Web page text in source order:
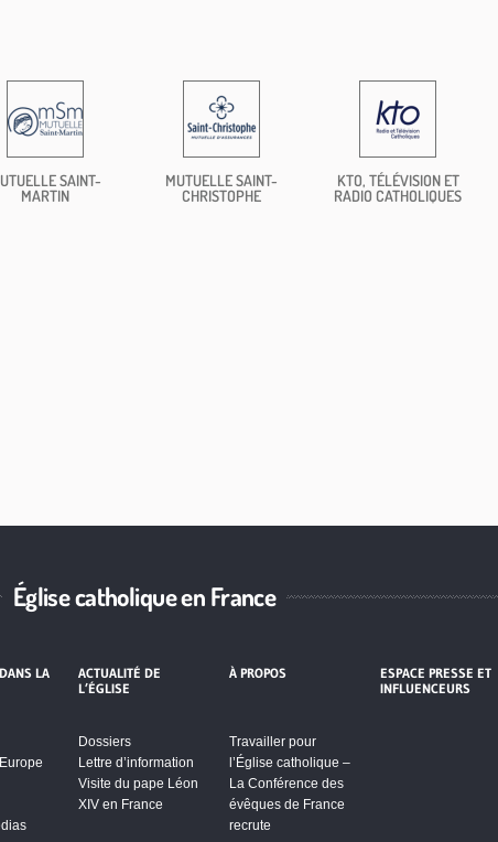
SAINT-
MARTIN
MUTUELLE SAINT-
CHRISTOPHE
KTO, TÉLÉVISION ET
RADIO CATHOLIQUES
Église catholique en France
LA
ACTUALITÉ DE
L’ÉGLISE
Dossiers
Lettre d’information
Visite du pape Léon
XIV en France
À PROPOS
Travailler pour
l’Église catholique –
La Conférence des
évêques de France
recrute
ESPACE PRESSE ET
INFLUENCEURS